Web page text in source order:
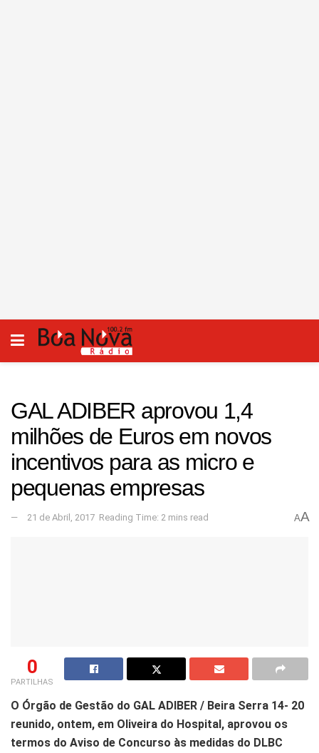
GAL ADIBER aprovou 1,4
milhões de Euros em novos
incentivos para as micro e
pequenas empresas
21 de Abril, 2017 Reading Time: 2 mins read AA
0
PARTILHAS
O Órgão de Gestão do GAL ADIBER / Beira Serra 14- 20
reunido, ontem, em Oliveira do Hospital, aprovou os
termos do Aviso de Concurso às medidas do DLBC